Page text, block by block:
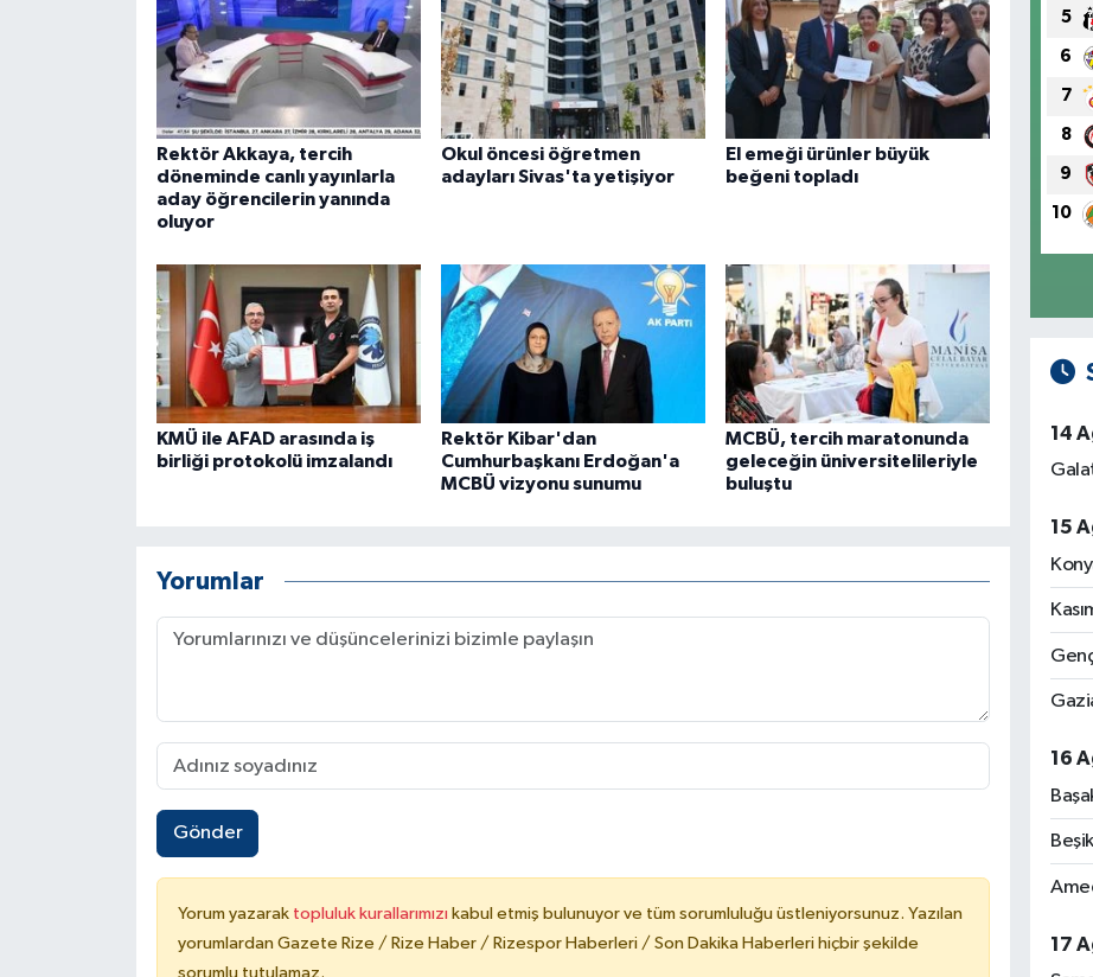
Rektör Akkaya, tercih
döneminde canlı yayınlarla
aday öğrencilerin yanında
oluyor
Okul öncesi öğretmen
adayları Sivas'ta yetişiyor
El emeği ürünler büyük
beğeni topladı
KMÜ ile AFAD arasında iş
birliği protokolü imzalandı
Rektör Kibar'dan
Cumhurbaşkanı Erdoğan'a
MCBÜ vizyonu sunumu
MCBÜ, tercih maratonunda
geleceğin üniversitelileriyle
buluştu
Yorumlar
Gönder
Yorum yazarak topluluk kurallarımızı kabul etmiş bulunuyor ve tüm sorumluluğu üstleniyorsunuz. Yazılan
yorumlardan Gazete Rize / Rize Haber / Rizespor Haberleri / Son Dakika Haberleri hiçbir şekilde
sorumlu tutulamaz.
5
6
7
8
9
10
14
15
16
17
ÜLKE GÜNDEMİ
Yerel Haberler